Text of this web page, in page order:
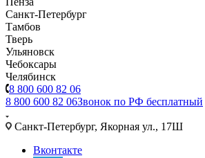
Санкт-Петербург
Тамбов
Тверь
Ульяновск
Чебоксары
Челябинск
8 800 600 82 06
8 800 600 82 06Звонок по РФ бесплатный
Санкт-Петербург, Якорная ул., 17Ш
Вконтакте